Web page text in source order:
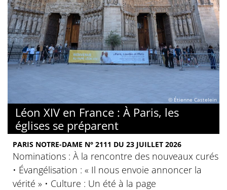
© Étienne Castelein
Léon XIV en France : À Paris, les
églises se préparent
PARIS NOTRE-DAME N° 2111 DU 23 JUILLET 2026
Nominations : À la rencontre des nouveaux curés
• Évangélisation : « Il nous envoie annoncer la
vérité » • Culture : Un été à la page